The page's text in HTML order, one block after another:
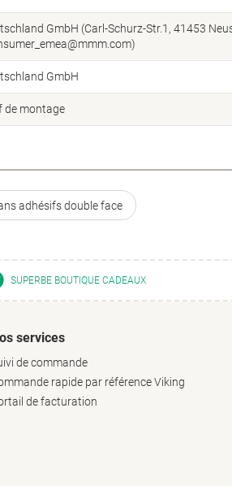
GmbH (Carl-Schurz-Str.1, 41453
GmbH
de montage
adhésifs double face
SUPERBE BOUTIQUE CADEAUX
services
de commande
rapide par référence Viking
de facturation